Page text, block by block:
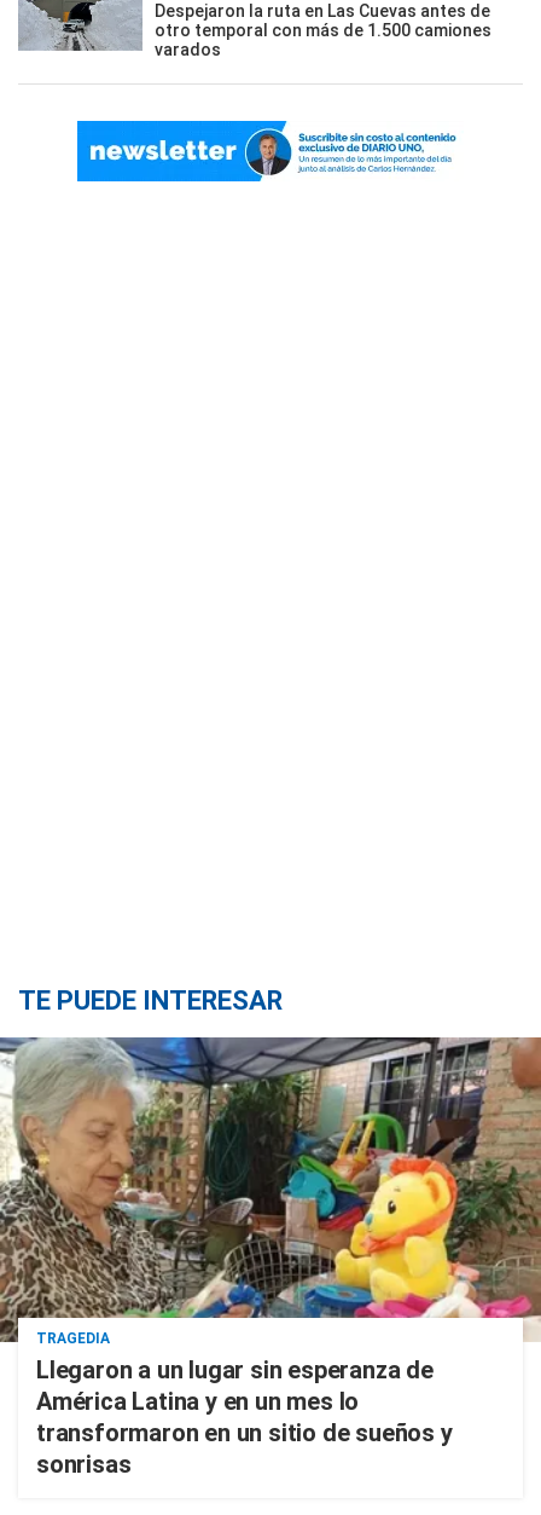
Despejaron la ruta en Las Cuevas antes de
otro temporal con más de 1.500 camiones
varados
TE PUEDE INTERESAR
TRAGEDIA
Llegaron a un lugar sin esperanza de
América Latina y en un mes lo
transformaron en un sitio de sueños y
sonrisas